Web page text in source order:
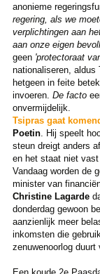
anonieme
regering, als we
verplichtingen aan
aan onze eigen
geen 'protectoraat
nationaliseren, aldus
hetgeen in feite
invoeren. De facto
onvermijdelijk.
Tsipras gaat
Poetin. Hij speelt
steun dreigt anders
en het staat niet vast
Vandaag worden de
minister van
Christine Lagarde
donderdag gewoon
aanzienlijk meer
inkomsten die
zenuwenoorlog duurt